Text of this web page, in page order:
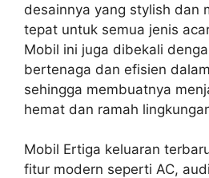
desainnya yang stylish dan
tepat untuk semua jenis
Mobil ini juga dibekali
bertenaga dan efisien
sehingga membuatnya
hemat dan ramah
Mobil Ertiga keluaran
fitur modern seperti AC,